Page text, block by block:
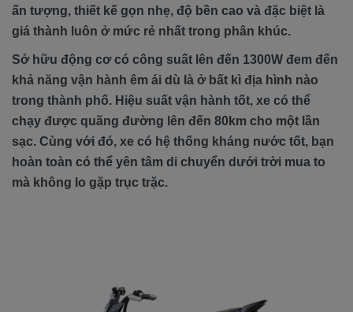
ấn tượng, thiết kế gọn nhẹ, độ bền cao và đặc biệt là
giá thành luôn ở mức rẻ nhất trong phân khúc.
Sở hữu động cơ có công suất lên đến 1300W đem đến
khả năng vận hành êm ái dù là ở bất kì địa hình nào
trong thành phố. Hiệu suất vận hành tốt, xe có thể
chạy được quãng đường lên đến 80km cho một lần
sạc. Cùng với đó, xe có hệ thống kháng nước tốt, bạn
hoàn toàn có thể yên tâm di chuyển dưới trời mua to
mà không lo gặp trục trặc.